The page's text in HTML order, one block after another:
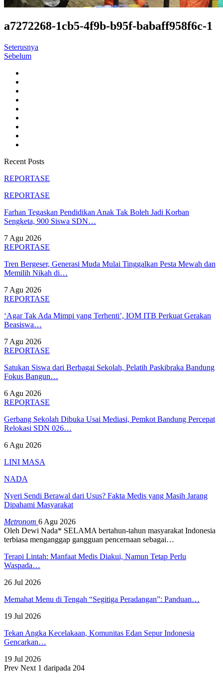
a7272268-1cb5-4f9b-b95f-babaff958f6c-1
Seterusnya
Sebelum
Recent Posts
REPORTASE
REPORTASE
Farhan Tegaskan Pendidikan Anak Tak Boleh Jadi Korban
Sengketa, 900 Siswa SDN…
7 Agu 2026
REPORTASE
Tren Bergeser, Generasi Muda Mulai Tinggalkan Pesta Mewah dan
Memilih Nikah di…
7 Agu 2026
REPORTASE
‘Agar Tak Ada Mimpi yang Terhenti’, IOM ITB Perkuat Gerakan
Beasiswa…
7 Agu 2026
REPORTASE
Satukan Siswa dari Berbagai Sekolah, Pelatih Paskibraka Bandung
Fokus Bangun…
6 Agu 2026
REPORTASE
Gerbang Sekolah Dibuka Usai Mediasi, Pemkot Bandung Percepat
Relokasi SDN 026…
6 Agu 2026
LINI MASA
NADA
Nyeri Sendi Berawal dari Usus? Fakta Medis yang Masih Jarang
Dipahami Masyarakat
Metronom 6 Agu 2026
Oleh Dewi Nada* SELAMA bertahun-tahun masyarakat Indonesia
terbiasa menganggap gangguan pencernaan sebagai…
Terapi Lintah: Manfaat Medis Diakui, Namun Tetap Perlu
Waspada…
26 Jul 2026
Memahat Menu di Tengah “Segitiga Peradangan”: Panduan…
19 Jul 2026
Tekan Angka Kecelakaan, Komunitas Edan Sepur Indonesia
Gencarkan…
19 Jul 2026
Prev Next 1 daripada 204